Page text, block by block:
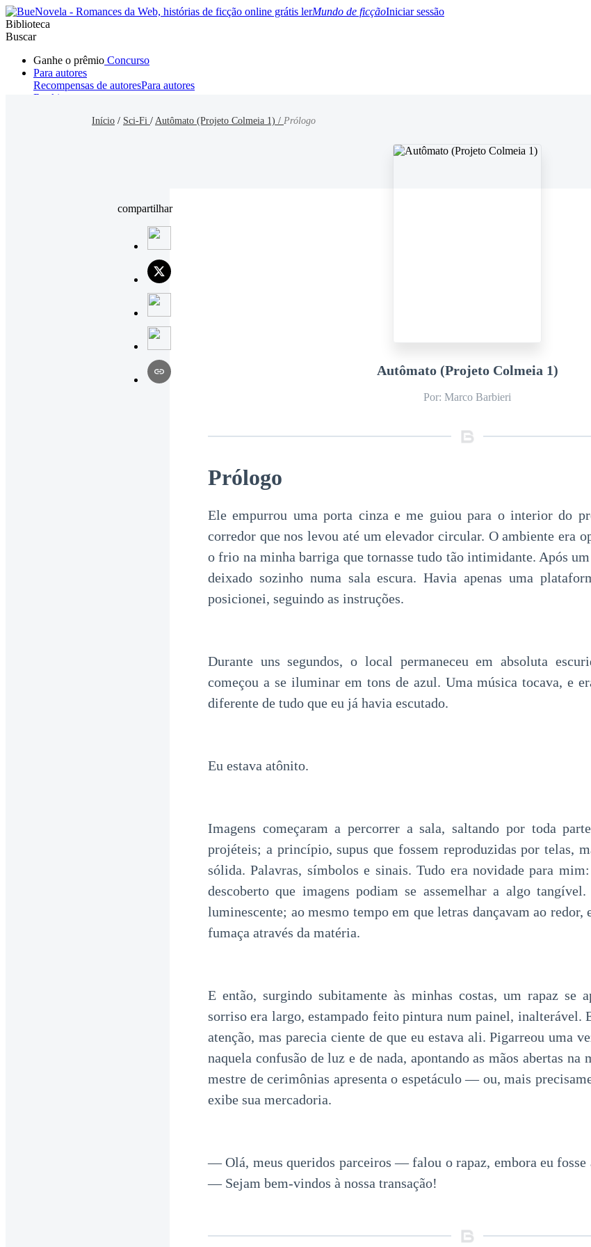
Mundo de ficçãoIniciar sessão
Biblioteca
Buscar
Ganhe o prêmio Concurso
Para autores
Recompensas de autoresPara autores
Ranking
ParanormalMisterio/ThrillerOriental
Início / Sci-Fi / Autômato (Projeto Colmeia 1) / Prólogo
compartilhar
Autômato (Projeto Colmeia 1)
Por: Marco Barbieri
Prólogo
Ele empurrou uma porta cinza e me guiou para o interior do
corredor que nos levou até um elevador circular. O ambiente era
o frio na minha barriga que tornasse tudo tão intimidante. Após
deixado sozinho numa sala escura. Havia apenas uma
posicionei, seguindo as instruções.
Durante uns segundos, o local permaneceu em absoluta
começou a se iluminar em tons de azul. Uma música tocava, e
diferente de tudo que eu já havia escutado.
Eu estava atônito.
Imagens começaram a percorrer a sala, saltando por toda
projéteis; a princípio, supus que fossem reproduzidas por telas,
sólida. Palavras, símbolos e sinais. Tudo era novidade para
descoberto que imagens podiam se assemelhar a algo
luminescente; ao mesmo tempo em que letras dançavam ao redor,
fumaça através da matéria.
E então, surgindo subitamente às minhas costas, um rapaz se
sorriso era largo, estampado feito pintura num painel, inalterável.
atenção, mas parecia ciente de que eu estava ali. Pigarreou uma
naquela confusão de luz e de nada, apontando as mãos abertas na
mestre de cerimônias apresenta o espetáculo — ou, mais
exibe sua mercadoria.
— Olá, meus queridos parceiros — falou o rapaz, embora eu fosse
— Sejam bem-vindos à nossa transação!